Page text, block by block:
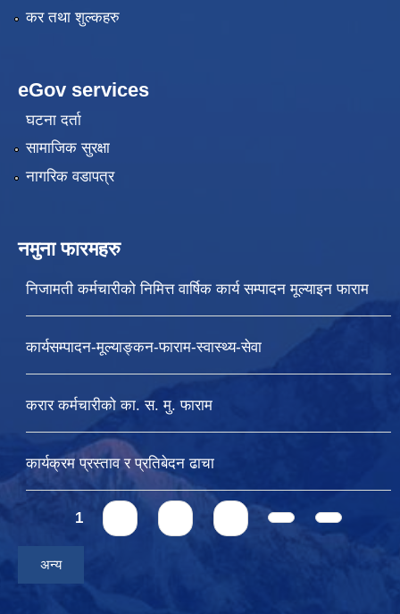
कर तथा शुल्कहरु
eGov services
घटना दर्ता
सामाजिक सुरक्षा
नागरिक वडापत्र
नमुना फारमहरु
निजामती कर्मचारीको निमित्त वार्षिक कार्य सम्पादन मूल्याइन फाराम
कार्यसम्पादन-मूल्याङ्कन-फाराम-स्वास्थ्य-सेवा
करार कर्मचारीको का. स. मु. फाराम
कार्यक्रम प्रस्ताव र प्रतिबेदन ढाचा
Pages
1
अन्य